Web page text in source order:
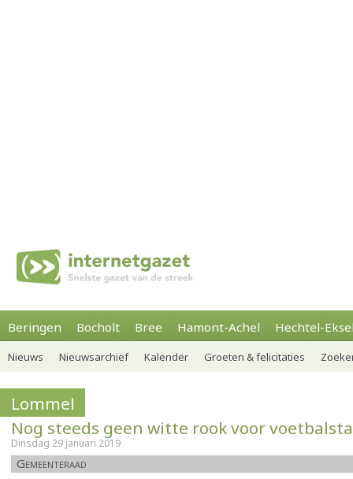
Beringen Bocholt Bree Hamont-Achel Hechtel-
Nieuws Nieuwsarchief Kalender Groeten & felicitaties
Lommel
Nog steeds geen witte rook voor
Dinsdag 29 januari 2019
Gemeenteraad